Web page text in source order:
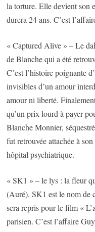
la torture. Elle devient son
durera 24 ans. C’est
« Captured Alive » – Le
de Blanche qui a été
C’est l’histoire poignante
invisibles d’un amour
amour ni liberté.
qu’un prix lourd à payer
Blanche Monnier,
fut retrouvée attachée à
hôpital psychiatrique.
« SK1 » – le lys : la fleur
(Auré). SK1 est le nom de
sera repris pour le film «
parisien. C’est l’affaire